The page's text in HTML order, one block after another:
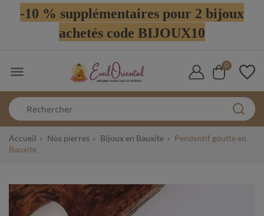
-10 % supplémentaires pour 2 bijoux
achetés code BIJOUX10
 0
Accueil Nos pierres Bijoux en Bauxite
Pendentif goutte en
Bauxite